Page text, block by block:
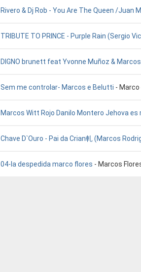
Rivero & Dj Rob - You Are The Queen /Juan
TRIBUTE TO PRINCE - Purple Rain (Sergio
DIGNO brunett feat Yvonne Muñoz &
Sem me controlar- Marcos e Belutti -
Marcos Witt Rojo Danilo Montero Jehova es
Chave D`Ouro - Pai da Crian軋 (Marcos
04-la despedida marco flores - Marcos